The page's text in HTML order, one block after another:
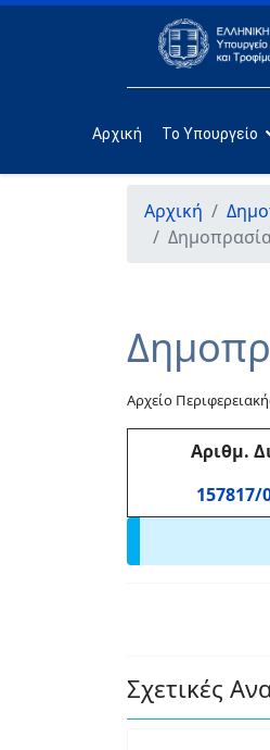
Αρχική Το Υπουργείο
Αρχική
Αρχείο
Αριθμ.
157817/
Σχετικές